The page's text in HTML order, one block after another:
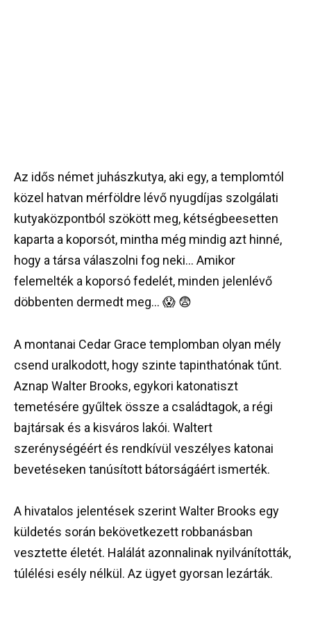
Az idős német juhászkutya, aki egy, a templomtól
közel hatvan mérföldre lévő nyugdíjas szolgálati
kutyaközpontból szökött meg, kétségbeesetten
kaparta a koporsót, mintha még mindig azt hinné,
hogy a társa válaszolni fog neki… Amikor
felemelték a koporsó fedelét, minden jelenlévő
döbbenten dermedt meg… 😱 😨
A montanai Cedar Grace templomban olyan mély
csend uralkodott, hogy szinte tapinthatónak tűnt.
Aznap Walter Brooks, egykori katonatiszt
temetésére gyűltek össze a családtagok, a régi
bajtársak és a kisváros lakói. Waltert
szerénységéért és rendkívül veszélyes katonai
bevetéseken tanúsított bátorságáért ismerték.
A hivatalos jelentések szerint Walter Brooks egy
küldetés során bekövetkezett robbanásban
vesztette életét. Halálát azonnalinak nyilvánították,
túlélési esély nélkül. Az ügyet gyorsan lezárták.